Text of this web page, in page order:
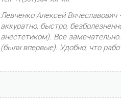
Левченко Алексей
аккуратно, быстро,
анестетиком). Все
(были впервые). Удобно, что